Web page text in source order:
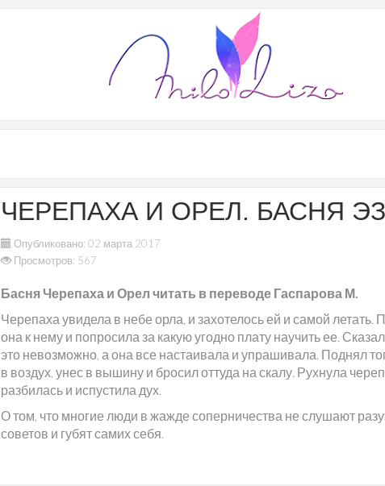
ЧЕРЕПАХА И ОРЕЛ. БАСНЯ
Опубликовано: 02 марта 2017
Просмотров: 567
Басня Черепаха и Орел читать в переводе Гаспарова М.
Черепаха увидела в небе орла, и захотелось ей и самой летать.
она к нему и попросила за какую угодно плату научить ее.
это невозможно, а она все настаивала и упрашивала. Поднял
в воздух, унес в вышину и бросил оттуда на скалу. Рухнула
разбилась и испустила дух.
О том, что многие люди в жажде соперничества не слушают
советов и губят самих себя.